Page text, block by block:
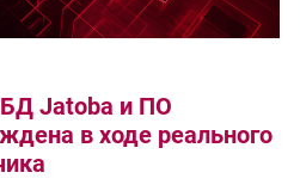
Jatoba и ПО
в ходе реального